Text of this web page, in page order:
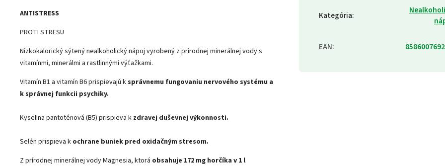
ANTISTRESS
PROTI STRESU
Nízkokalorický sýtený nealkoholický nápoj vyrobený z prírodnej minerálnej vody s
vitamínmi, minerálmi a rastlinnými výťažkami.
Vitamín B1 a vitamín B6 prispievajú ksprávnemu fungovaniu nervového systému a
k správnej funkcii psychiky.
Kyselina pantoténová (B5) prispieva k zdravej duševnej výkonnosti.
Selén prispieva k ochrane buniek pred oxidačným stresom.
Z prírodnej minerálnej vody Magnesia, ktorá obsahuje 172 mg horčíka v 1 l
Kategória:
EAN: